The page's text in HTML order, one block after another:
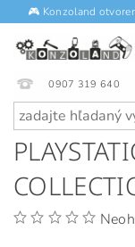
🎮 Konzoland
0907 319 640